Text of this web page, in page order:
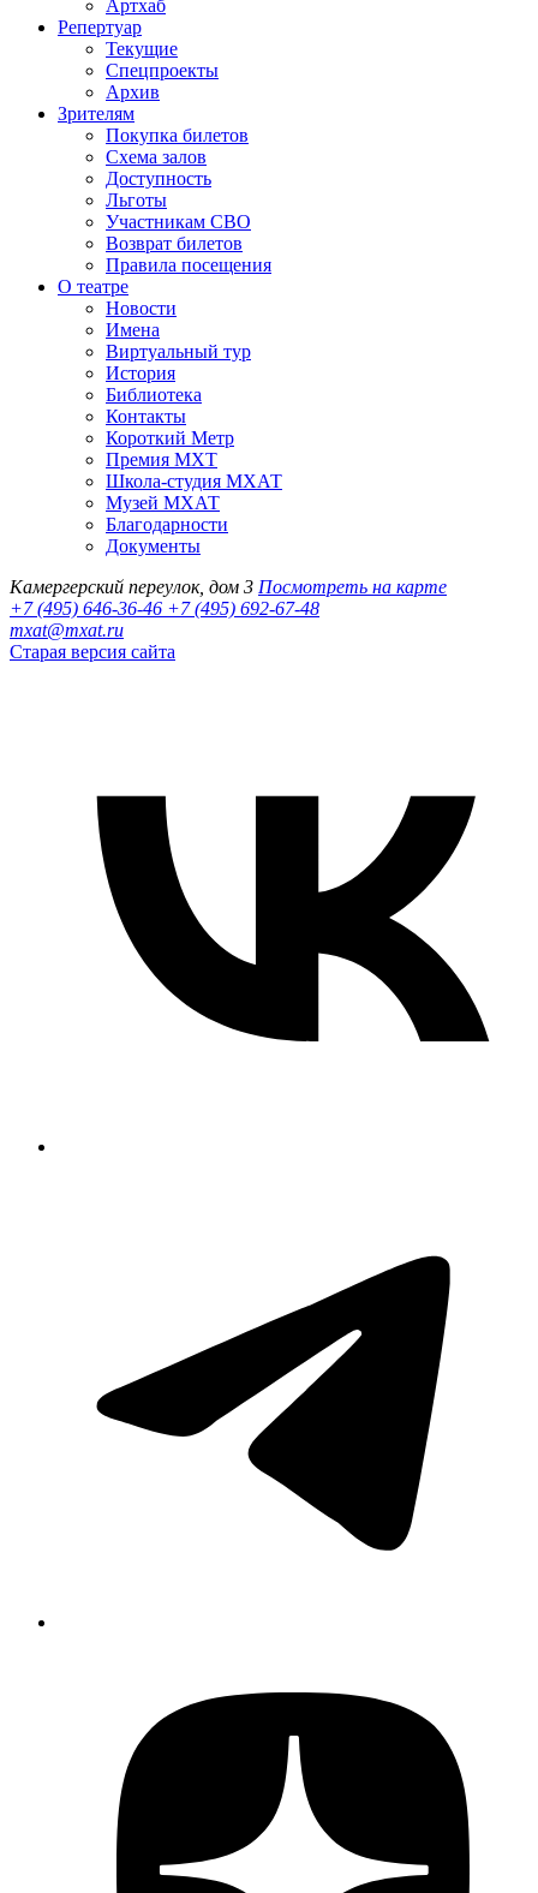
Артхаб
Репертуар
Текущие
Спецпроекты
Архив
Зрителям
Покупка билетов
Схема залов
Доступность
Льготы
Участникам СВО
Возврат билетов
Правила посещения
О театре
Новости
Имена
Виртуальный тур
История
Библиотека
Контакты
Короткий Метр
Премия МХТ
Школа-студия МХАТ
Музей МХАТ
Благодарности
Документы
Камергерский переулок, дом 3 Посмотреть на карте
+7 (495) 646-36-46 +7 (495) 692-67-48‬
mxat@mxat.ru
Старая версия сайта